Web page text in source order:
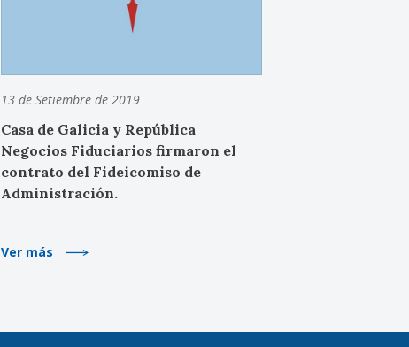
13 de Setiembre de 2019
Casa de Galicia y República
Negocios Fiduciarios firmaron el
contrato del Fideicomiso de
Administración.
Ver más